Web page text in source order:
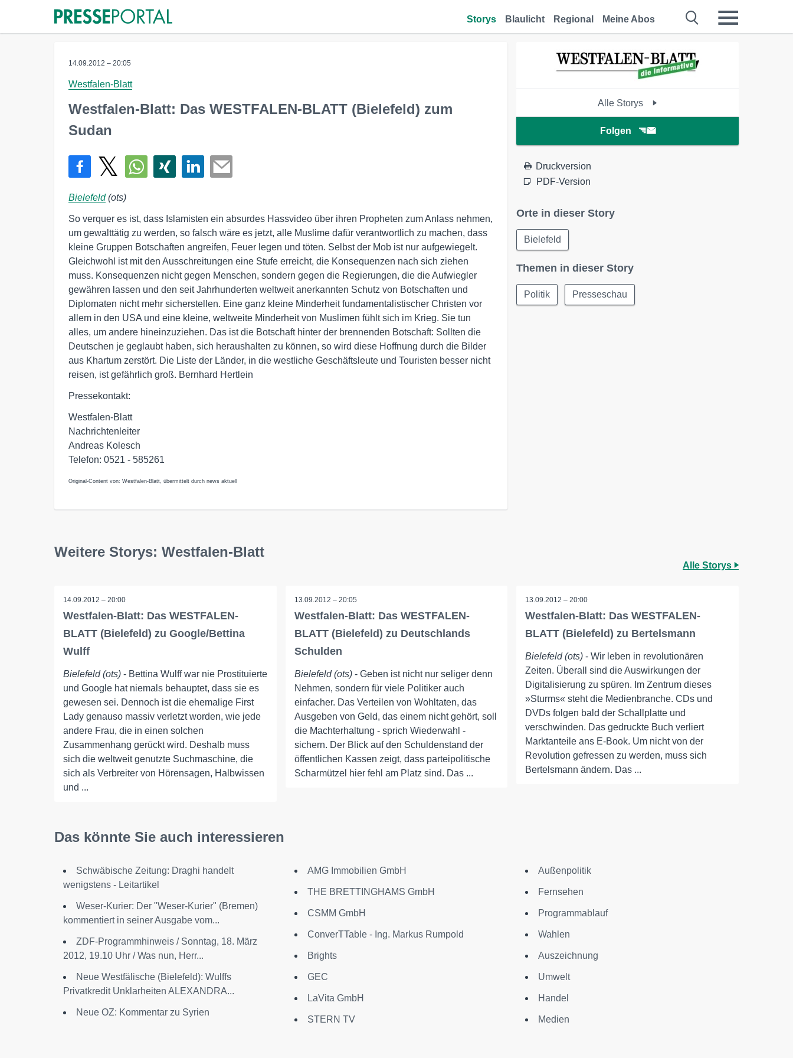
Storys Blaulicht Regional Meine Abos
14.09.2012 – 20:05
Westfalen-Blatt
Westfalen-Blatt: Das WESTFALEN-BLATT (Bielefeld) zum
Sudan
Bielefeld(ots)
So verquer es ist, dass Islamisten ein absurdes Hassvideo über ihren Propheten zum Anlass nehmen,
um gewalttätig zu werden, so falsch wäre es jetzt, alle Muslime dafür verantwortlich zu machen, dass
kleine Gruppen Botschaften angreifen, Feuer legen und töten. Selbst der Mob ist nur aufgewiegelt.
Gleichwohl ist mit den Ausschreitungen eine Stufe erreicht, die Konsequenzen nach sich ziehen
muss. Konsequenzen nicht gegen Menschen, sondern gegen die Regierungen, die die Aufwiegler
gewähren lassen und den seit Jahrhunderten weltweit anerkannten Schutz von Botschaften und
Diplomaten nicht mehr sicherstellen. Eine ganz kleine Minderheit fundamentalistischer Christen vor
allem in den USA und eine kleine, weltweite Minderheit von Muslimen fühlt sich im Krieg. Sie tun
alles, um andere hineinzuziehen. Das ist die Botschaft hinter der brennenden Botschaft: Sollten die
Deutschen je geglaubt haben, sich heraushalten zu können, so wird diese Hoffnung durch die Bilder
aus Khartum zerstört. Die Liste der Länder, in die westliche Geschäftsleute und Touristen besser nicht
reisen, ist gefährlich groß. Bernhard Hertlein
Pressekontakt:
Westfalen-Blatt
Nachrichtenleiter
Andreas Kolesch
Telefon: 0521 - 585261
Original-Content von: Westfalen-Blatt, übermittelt durch news aktuell
Alle Storys
Folgen
Druckversion
PDF-Version
Orte in dieser Story
Bielefeld
Themen in dieser Story
Politik Presseschau
Weitere Storys: Westfalen-Blatt
Alle Storys
14.09.2012 – 20:00
Westfalen-Blatt: Das WESTFALEN-
BLATT (Bielefeld) zu Google/Bettina
Wulff
Bielefeld (ots) - Bettina Wulff war nie Prostituierte
und Google hat niemals behauptet, dass sie es
gewesen sei. Dennoch ist die ehemalige First
Lady genauso massiv verletzt worden, wie jede
andere Frau, die in einen solchen
Zusammenhang gerückt wird. Deshalb muss
sich die weltweit genutzte Suchmaschine, die
sich als Verbreiter von Hörensagen, Halbwissen
und ...
13.09.2012 – 20:05
Westfalen-Blatt: Das WESTFALEN-
BLATT (Bielefeld) zu Deutschlands
Schulden
Bielefeld (ots)- Geben ist nicht nur seliger denn
Nehmen, sondern für viele Politiker auch
einfacher. Das Verteilen von Wohltaten, das
Ausgeben von Geld, das einem nicht gehört, soll
die Machterhaltung - sprich Wiederwahl -
sichern. Der Blick auf den Schuldenstand der
öffentlichen Kassen zeigt, dass parteipolitische
Scharmützel hier fehl am Platz sind. Das ...
13.09.2012 – 20:00
Westfalen-Blatt: Das WESTFALEN-
BLATT (Bielefeld) zu Bertelsmann
Bielefeld (ots) - Wir leben in revolutionären
Zeiten. Überall sind die Auswirkungen der
Digitalisierung zu spüren. Im Zentrum dieses
»Sturms« steht die Medienbranche. CDs und
DVDs folgen bald der Schallplatte und
verschwinden. Das gedruckte Buch verliert
Marktanteile ans E-Book. Um nicht von der
Revolution gefressen zu werden, muss sich
Bertelsmann ändern. Das ...
Das könnte Sie auch interessieren
Schwäbische Zeitung: Draghi handelt
wenigstens - Leitartikel
Weser-Kurier: Der "Weser-Kurier" (Bremen)
kommentiert in seiner Ausgabe vom...
ZDF-Programmhinweis / Sonntag, 18. März
2012, 19.10 Uhr / Was nun, Herr...
Neue Westfälische (Bielefeld): Wulffs
Privatkredit Unklarheiten ALEXANDRA...
Neue OZ: Kommentar zu Syrien
AMG Immobilien GmbH
THE BRETTINGHAMS GmbH
CSMM GmbH
ConverTTable - Ing. Markus Rumpold
Brights
GEC
LaVita GmbH
STERN TV
Außenpolitik
Fernsehen
Programmablauf
Wahlen
Auszeichnung
Umwelt
Handel
Medien